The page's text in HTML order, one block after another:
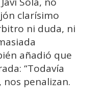
clarísimo
ni duda, ni
añadió que
“Todavía
penalizan.